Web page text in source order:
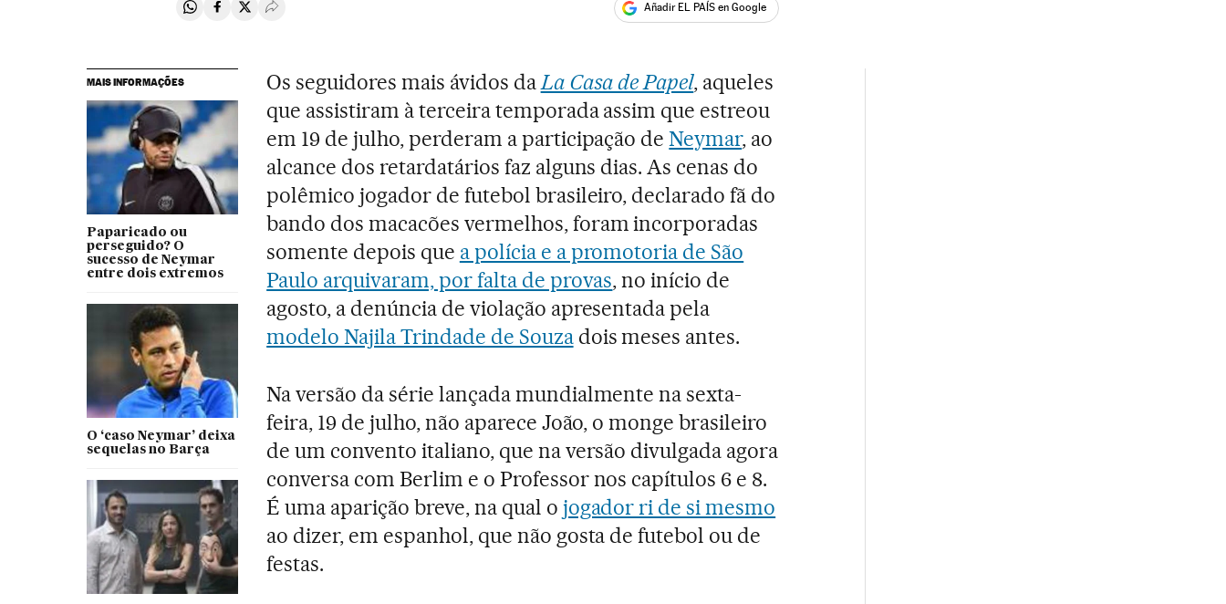
Compartir en Whatsapp
Compartir en Facebook
Compartir en Twitter
Desplegar Redes Sociales Añadir EL PAÍS en Google
MAIS INFORMAÇÕES
Paparicado ou
perseguido? O
sucesso de Neymar
entre dois extremos
O ‘caso Neymar’ deixa
sequelas no Barça
Os seguidores mais ávidos daLa Casa de Papel, aqueles
que assistiram à terceira temporada assim que estreou
em 19 de julho, perderam a participação deNeymar, ao
alcance dos retardatários faz alguns dias. As cenas do
polêmico jogador de futebol brasileiro, declarado fã do
bando dos macacões vermelhos, foram incorporadas
somente depois que a polícia e a promotoria de São
Paulo arquivaram, por falta de provas, no início de
agosto, a denúncia de violação apresentada pela
modelo Najila Trindade de Souzadois meses antes.
Na versão da série lançada mundialmente na sexta-
feira, 19 de julho, não aparece João, o monge brasileiro
de um convento italiano, que na versão divulgada agora
conversa com Berlim e o Professor nos capítulos 6 e 8.
É uma aparição breve, na qual o jogador ri de si mesmo
ao dizer, em espanhol, que não gosta de futebol ou de
festas.